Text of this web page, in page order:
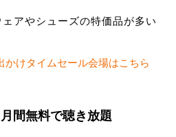
激安情報
アやシューズの特価品が多い
かけタイムセール会場はこちら
間無料で聴き放題